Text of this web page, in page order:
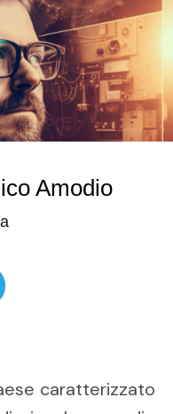
Amodio
caratterizzato